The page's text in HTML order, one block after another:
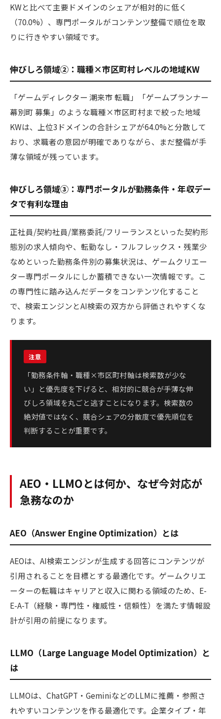
KWと比べて主要ドメインのシェアが相対的に低く
（70.0%）、専門ポータルがコンテンツ整備で順位を取
りに行きやすい領域です。
伸びしろ領域②：職種×市区町村レベルの地域KW
「ゲームディレクター 潮来市 転職」「ゲームプランナー
幕別町 募集」のような職種×市区町村まで絞った地域
KWは、上位3ドメインの合計シェアが64.0%と分散して
おり、求職者の意図が明確でありながら、まだ整備が手
薄な領域が残っています。
伸びしろ領域③：専門ポータルが勤務条件・年収デー
タで有利な理由
正社員/契約社員/業務委託/フリーランスといった契約形
態別の求人傾向や、転勤なし・フルフレックス・残業少
なめといった勤務条件別の募集状況は、ゲームクリエー
ター専門ポータルにしか蓄積できない一次情報です。こ
の専門性に踏み込んだデータをコンテンツ化すること
で、検索エンジンとAI検索の双方から評価されやすくな
ります。
「勤務条件軸・職種×市区町村軸は検索数が少な
い」と優先度を下げると、相対的に競合が手薄な伸
びしろ領域を丸ごと逃すことになります。検索数の
絶対値ではなく、競合シェアの分散度で優先順位を
判断することが重要です。
AEO・LLMOとは何か、なぜ今対応が
急務なのか
AEO（Answer Engine Optimization）とは
AEOは、AI検索エンジンが生成する回答にコンテンツが
引用されることを目標とする最適化です。ゲームクリエ
ーターの転職はキャリアと収入に関わる領域のため、E-
E-A-T（経験・専門性・権威性・信頼性）を満たす情報設
計が引用の前提になります。
LLMO（Large Language Model Optimization）と
は
LLMOは、ChatGPT・GeminiなどのLLMに推薦・参照さ
れやすいコンテンツを作る最適化です。企業タイプ・年